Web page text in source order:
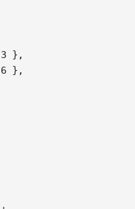
3 } ,
6 } ,